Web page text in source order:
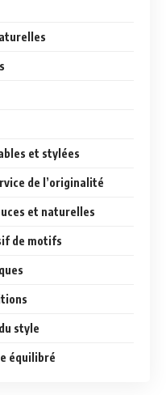
et stylées
de l’originalité
et naturelles
de motifs
style
équilibré